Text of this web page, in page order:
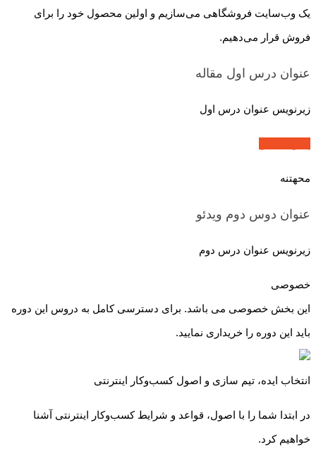
یک وب‌سایت فروشگاهی می‌سازیم و اولین محصول خود را برای
فروش قرار می‌دهیم.
عنوان درس اول مقاله
زیرنویس عنوان درس اول
محهتنه
عنوان دوس دوم ویدئو
زیرنویس عنوان درس دوم
خصوصی
این بخش خصوصی می باشد. برای دسترسی کامل به دروس این دوره
باید این دوره را خریداری نمایید.
انتخاب ایده، تیم سازی و اصول کسب‌و‌کار اینترنتی
در ابتدا شما را با اصول، قواعد و شرایط کسب‌و‌کار اینترنتی آشنا
خواهیم کرد.